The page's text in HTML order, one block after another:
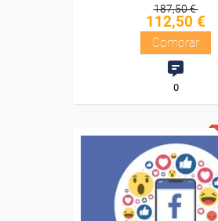
187,50 €
112,50 €
Comprar
0
Descuentos especiales